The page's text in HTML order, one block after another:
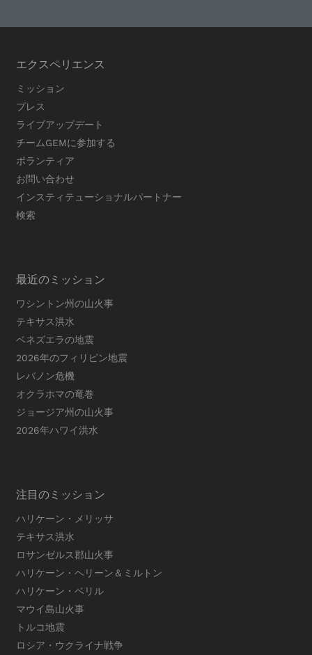
エクスペリエンス
ミッション
プレス
ライブアップデート
チームGEMに参加する
ボランティア
お問い合わせ
インスティテューショナルパートナー
検索
最近のミッション
ワシントン州の山火事
テキサス洪水
ベネズエラの地震
2026年のフィリピン地震
レバノン危機
オクラホマの竜巻
ジョージア州の山火事
2026年ハワイ洪水
注目のミッション
ハリケーン・メリッサ
テキサス洪水
ロサンゼルス郡山火事
ハリケーン・ヘリーン＆ミルトン
ハリケーン・ベリル
マウイ島山火事
トルコ地震
ロシア・ウクライナ戦争